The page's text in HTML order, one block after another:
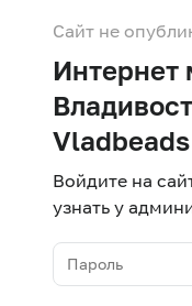
Сайт не
Интернет
Vladbeads
Войдите на
узнать у